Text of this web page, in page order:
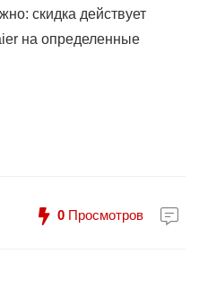
скидка действует
на определенные
0 Просмотров